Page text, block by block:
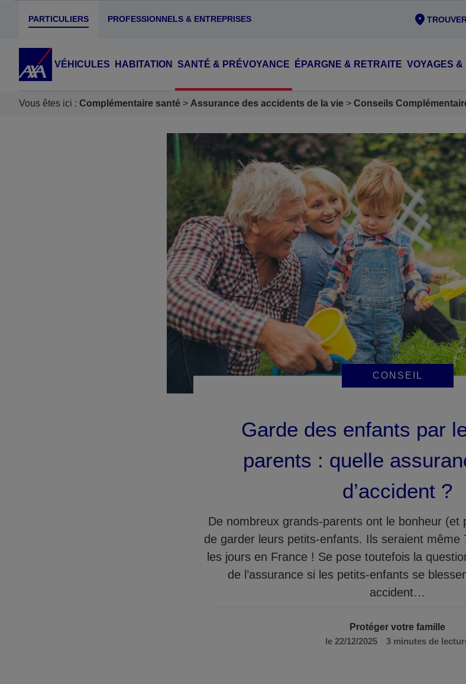
PARTICULIERS PROFESSIONNELS & ENTREPRISES
VÉHICULES HABITATION SANTÉ & PRÉVOYANCE ÉPARGNE & RETRAITE VOYAGES &
Vous êtes ici : Complémentaire santé Assurance des accidents de la vie Conseils
CONSEIL
Protéger votre famille
le 22/12/2025
3 minutes de
Garde des enfants par
parents : quelle
d’accident ?
De nombreux grands-parents ont le bonheur (et
de garder leurs petits-enfants. Ils seraient même
les jours en France ! Se pose toutefois la
de l’assurance si les petits-enfants se
accident…